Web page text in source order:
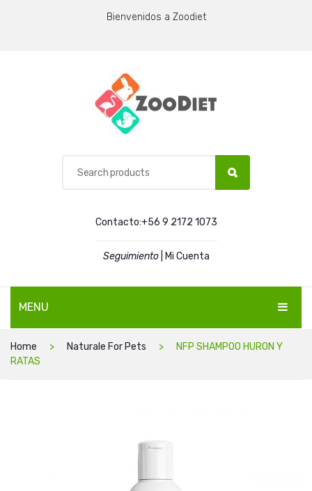
Bienvenidos a Zoodiet
Contacto:+56 9 2172 1073
Seguimiento| Mi Cuenta
MENU
Home Naturale For Pets
NFP SHAMPOO HURON Y
RATAS